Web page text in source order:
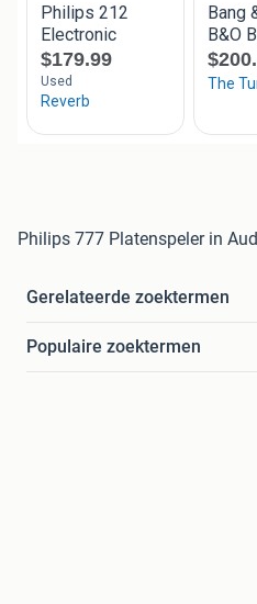
Philips 777 Platenspeler in
Gerelateerde zoektermen
Populaire zoektermen